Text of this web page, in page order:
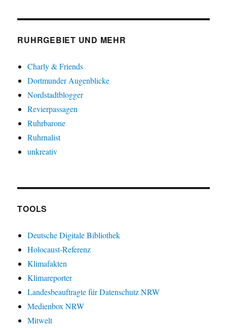
RUHRGEBIET UND MEHR
Charly & Friends
Dortmunder Augenblicke
Nordstadtblogger
Revierpassagen
Ruhrbarone
Ruhrnalist
unkreativ
TOOLS
Deutsche Digitale Bibliothek
Holocaust-Referenz
Klimafakten
Klimareporter
Landesbeauftragte für Datenschutz NRW
Medienbox NRW
Mitwelt